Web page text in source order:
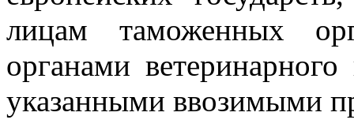
лицам таможенных
органами
указанными ввозимыми